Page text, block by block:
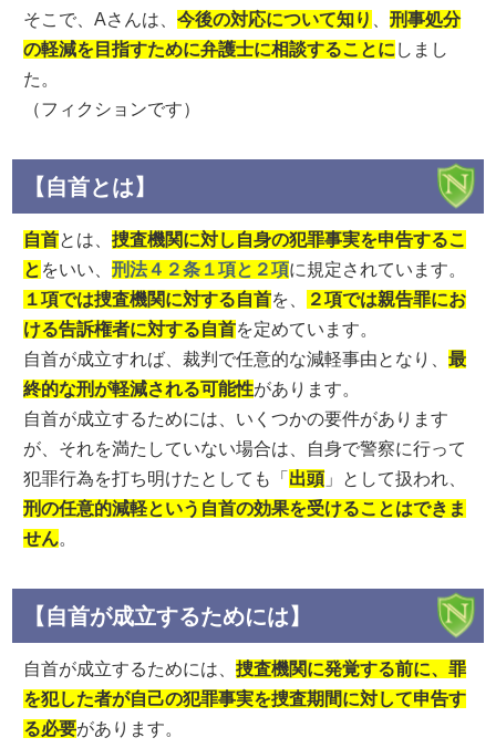
そこで、Aさんは、今後の対応について知り 、刑事処分
の軽減を目指すために弁護士に相談することに しまし
た。
（フィクションです）
【自首とは】
自首とは、捜査機関に対し自身の犯罪事実を申告するこ
と をいい、刑法４２条１項と２項に規定されています。
１項では捜査機関に対する自首を、
２項では親告罪にお
ける告訴権者に対する自首を定めています。
自首が成立すれば、裁判で任意的な減軽事由となり、最
終的な刑が軽減される可能性があります。
自首が成立するためには、いくつかの要件があります
が、それを満たしていない場合は、自身で警察に行って
犯罪行為を打ち明けたとしても「 出頭 」として扱われ、
刑の任意的減軽という自首の効果を受けることはできま
せん。
【自首が成立するためには】
自首が成立するためには、捜査機関に発覚する前に、罪
を犯した者が自己の犯罪事実を捜査期間に対して申告す
る必要があります。